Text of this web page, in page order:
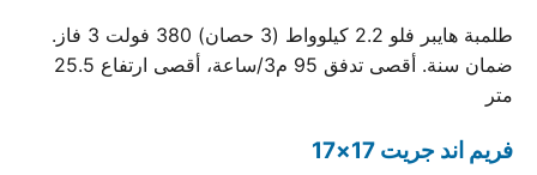
طلمبة هايبر فلو 2.2 كيلوواط (3 حصان) 380 فولت 3 فاز.
ضمان سنة. أقصى تدفق 95 م3/ساعة، أقصى ارتفاع 25.5
متر
فريم اند جريت 17×17